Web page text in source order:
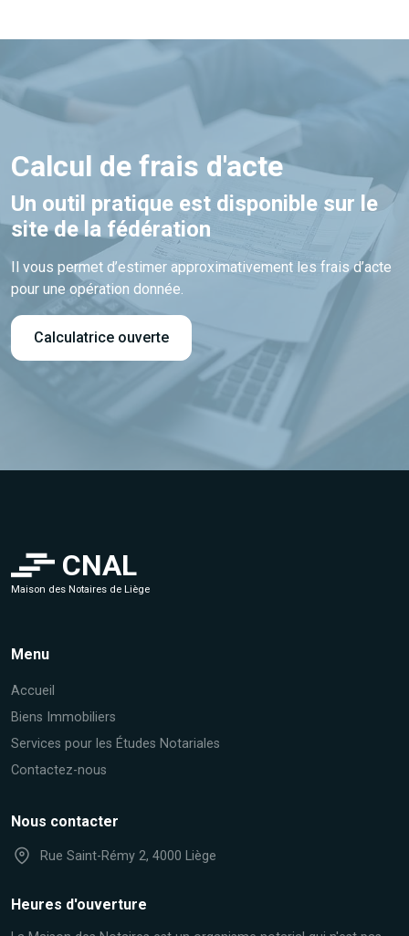
Calcul de frais d'acte
Un outil pratique est disponible sur le
site de la fédération
Il vous permet d’estimer approximativement les frais d’acte
pour une opération donnée.
Calculatrice ouverte
CNAL
Maison des Notaires de Liège
Menu
Accueil
Biens Immobiliers
Services pour les Études Notariales
Contactez-nous
Nous contacter
Rue Saint-Rémy 2, 4000 Liège
Heures d'ouverture